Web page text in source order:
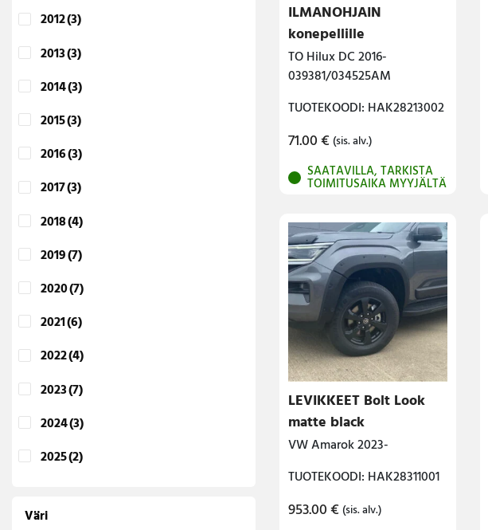
2012(3)
2013(3)
2014(3)
2015(3)
2016(3)
2017(3)
2018(4)
2019(7)
2020(7)
2021(6)
2022(4)
2023(7)
2024(3)
2025(2)
Väri
ILMANOHJAIN
konepellille
TO Hilux DC 2016-
039381/034525AM
TUOTEKOODI: HAK28213002
71.00€ (sis. alv.)
SAATAVILLA, TARKISTA
TOIMITUSAIKA MYYJÄLTÄ
LEVIKKEET Bolt Look
matte black
VW Amarok 2023-
TUOTEKOODI: HAK28311001
953.00€ (sis. alv.)